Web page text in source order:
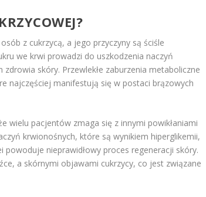
z cukrzycą, a jego przyczyny są ściśle
we krwi prowadzi do uszkodzenia naczyń
skóry. Przewlekłe zaburzenia metaboliczne
najczęściej manifestują się w postaci brązowych
wielu pacjentów zmaga się z innymi powikłaniami
krwionośnych, które są wynikiem hiperglikemii,
nieprawidłowy proces regeneracji skóry.
a skórnymi objawami cukrzycy, co jest związane